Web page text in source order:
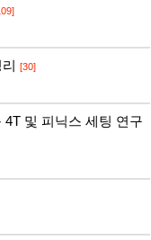
[30]
및 피닉스 세팅 연구